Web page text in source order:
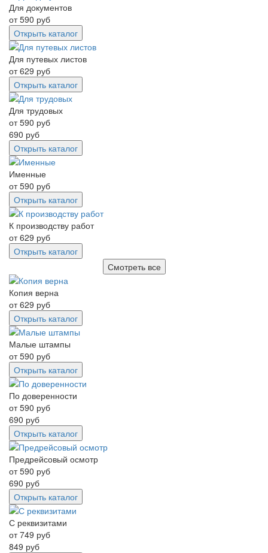
Для документов
от590 руб
Открыть каталог
Для путевых листов
от629 руб
Открыть каталог
Для трудовых
от590 руб
690 руб
Открыть каталог
Именные
от590 руб
Открыть каталог
К производству работ
от629 руб
Открыть каталог
Смотреть все
Копия верна
от629 руб
Открыть каталог
Малые штампы
от590 руб
Открыть каталог
По доверенности
от590 руб
690 руб
Открыть каталог
Предрейсовый осмотр
от590 руб
690 руб
Открыть каталог
С реквизитами
от749 руб
849 руб